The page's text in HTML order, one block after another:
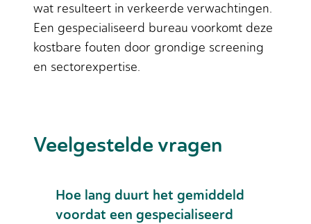
wat resulteert in verkeerde verwachtingen.
Een gespecialiseerd bureau voorkomt deze
kostbare fouten door grondige screening
en sectorexpertise.
Veelgestelde vragen
Hoe lang duurt het gemiddeld
voordat een gespecialiseerd